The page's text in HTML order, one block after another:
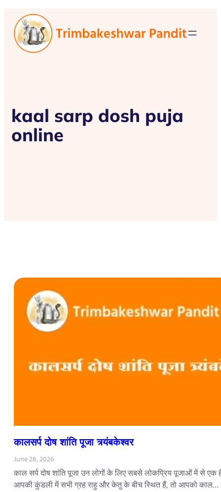
kaal sarp dosh puja
online
कालसर्प दोष शांति पूजा त्र्यंबकेश्वर
June 28, 2026
काल सर्प दोष शांति पूजा उन लोगों के लिए सबसे लोकप्रिय पूजाओं में से एक
आपकी कुंडली में सभी ग्रह राहु और केतु के बीच स्थित हैं, तो आपको काल…